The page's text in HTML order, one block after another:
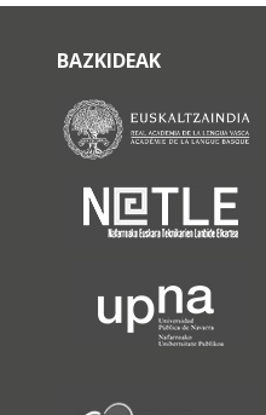
BAZKIDEAK